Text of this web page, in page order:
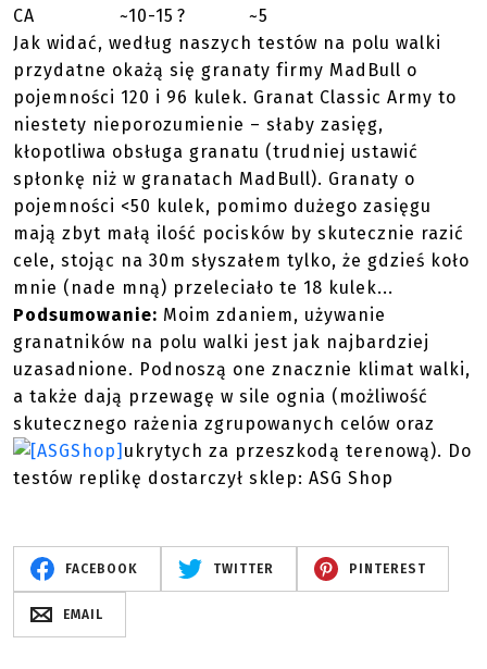
CA
~10-15 ?
~5
Jak widać, według naszych testów na polu walki
przydatne okażą się granaty firmy MadBull o
pojemności 120 i 96 kulek. Granat Classic Army to
niestety nieporozumienie – słaby zasięg,
kłopotliwa obsługa granatu (trudniej ustawić
spłonkę niż w granatach MadBull). Granaty o
pojemności <50 kulek, pomimo dużego zasięgu
mają zbyt małą ilość pocisków by skutecznie razić
cele, stojąc na 30m słyszałem tylko, że gdzieś koło
mnie (nade mną) przeleciało te 18 kulek...
Podsumowanie: Moim zdaniem, używanie
granatników na polu walki jest jak najbardziej
uzasadnione. Podnoszą one znacznie klimat walki,
a także dają przewagę w sile ognia (możliwość
skutecznego rażenia zgrupowanych celów oraz
ukrytych za przeszkodą terenową). Do
testów replikę dostarczył sklep: ASG Shop
FACEBOOK TWITTER PINTEREST
EMAIL